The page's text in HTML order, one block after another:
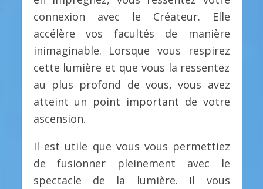
connexion avec le Créateur. Elle
accélère vos facultés de manière
inimaginable. Lorsque vous respirez
cette lumière et que vous la ressentez
au plus profond de vous, vous avez
atteint un point important de votre
ascension.
Il est utile que vous vous permettiez
de fusionner pleinement avec le
spectacle de la lumière. Il vous